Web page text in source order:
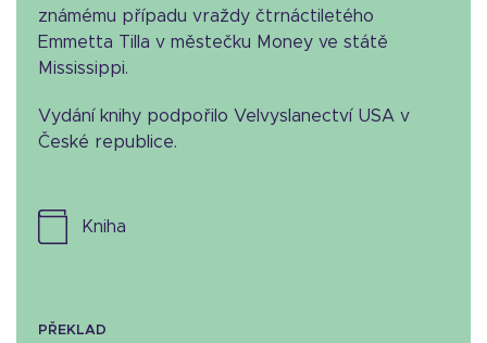
známému případu vraždy čtrnáctiletého
Emmetta Tilla v městečku Money ve státě
Mississippi.
Vydání knihy podpořilo Velvyslanectví USA v
České republice.
kniha
PŘEKLAD